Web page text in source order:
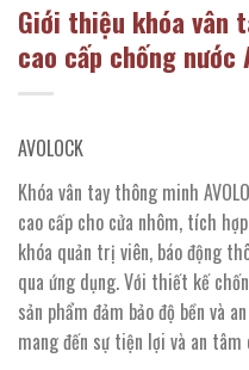
Giới thiệu khóa vân
cao cấp chống nước
AVOLOCK
Khóa vân tay thông minh
cao cấp cho cửa nhôm, tích
khóa quản trị viên, báo động
qua ứng dụng. Với thiết kế
sản phẩm đảm bảo độ bền và
mang đến sự tiện lợi và an tâm